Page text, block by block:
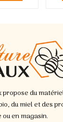
propose du
du miel et des
en magasin.